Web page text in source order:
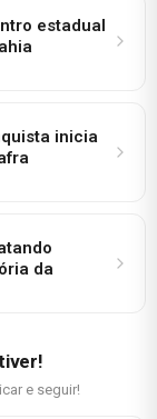
estadual
inicia
da
e seguir!